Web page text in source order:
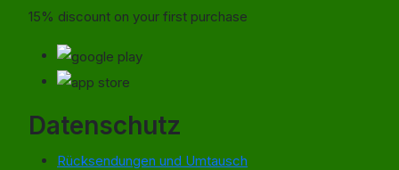
15% discount on your first purchase
Datenschutz
Rücksendungen und Umtausch